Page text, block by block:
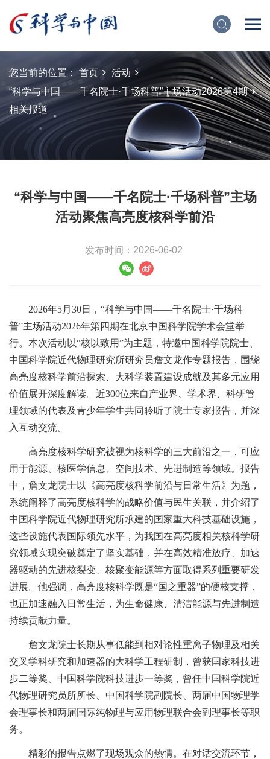
您当前的位置： 首页
活动
“科学与中国——千名院士·千场科普”主场活动2026第4期
相关报道
“科学与中国——千名院士·千场科普”主场
活动聚焦高亮度核科学前沿
发布时间：2026-06-02
2026年5月30日，“科学与中国——千名院士·千场科
普”主场活动2026年第四期在北京中国科学院学术会堂举
行。本次活动以“核以致用”为主题，特邀中国科学院院士、
中国科学院近代物理研究所研究员詹文龙作专题报告，围绕
高亮度核科学前沿探索、大科学装置建设成就及其多元应用
价值展开深度解读。近300位来自产业界、学术界、科研管
理领域的代表及青少年学生共同聆听了院士专家报告，并深
入互动交流。
高亮度核科学研究被视为核科学的三大前沿之一，可应
用于能源、核医学信息、空间技术、先进制造等领域。报告
中，詹文龙院士以《高亮度核科学前沿与日常生活》为题，
系统阐释了高亮度核科学的战略价值与民生关联，并介绍了
中国科学院近代物理研究所承建的国家重大科技基础设施，
这些设施代表国际领先水平，为我国在高亮度相关核科学研
究领域实现突破奠定了坚实基础，并在高效精准放疗、加速
器驱动的先进核裂变、核聚变能源等方面取得系列重要研发
进展。他强调，高亮度核科学既是“国之重器”的硬核支撑，
也正加速融入日常生活，为生命健康、清洁能源与先进制造
持续贡献力量。
詹文龙院士长期从事低能到相对论性重离子物理及相关
交叉学科研究和加速器的大科学工程研制，曾获国家科技进
步二等奖、中国科学院科技进步一等奖，曾任中国科学院近
代物理研究员所所长、中国科学院副院长、两届中国物理学
会理事长和两届国际纯物理与应用物理联合会副理事长等职
务。
精彩的报告点燃了现场观众的热情。在对话交流环节，